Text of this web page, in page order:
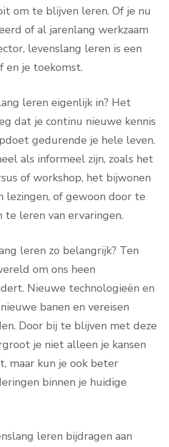
om te blijven leren. Of je nu
of al jarenlang werkzaam
levenslang leren is een
en je toekomst.
leren eigenlijk in? Het
dat je continu nieuwe kennis
gedurende je hele leven.
als informeel zijn, zoals het
of workshop, het bijwonen
lezingen, of gewoon door te
leren van ervaringen.
leren zo belangrijk? Ten
om ons heen
Nieuwe technologieën en
banen en vereisen
Door bij te blijven met deze
je niet alleen je kansen
maar kun je ook beter
binnen je huidige
leren bijdragen aan